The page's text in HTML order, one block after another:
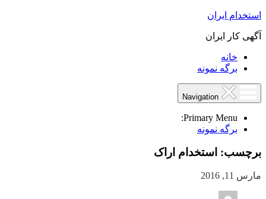
استخدام ایران
آگهی کار ایران
خانه
برگه نمونه
Primary Menu:
برگه نمونه
برچسب: استخدام اراک
مارس 11, 2016